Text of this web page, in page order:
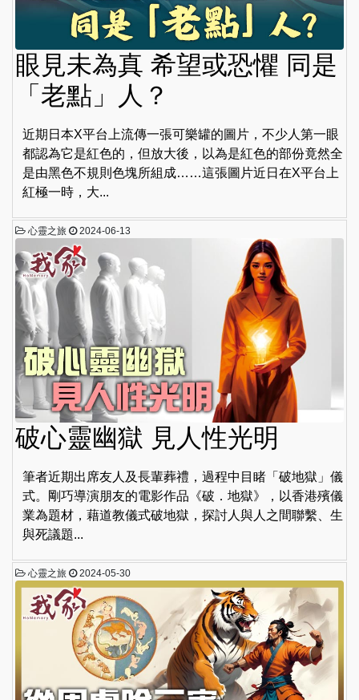
眼見未為真 希望或恐懼 同是
「老點」人？
近期日本X平台上流傳一張可樂罐的圖片，不少人第一眼
都認為它是紅色的，但放大後，以為是紅色的部份竟然全
是由黑色不規則色塊所組成……這張圖片近日在X平台上
紅極一時，大...
心靈之旅 2024-06-13
破心靈幽獄 見人性光明
筆者近期出席友人及長輩葬禮，過程中目睹「破地獄」儀
式。剛巧導演朋友的電影作品《破．地獄》，以香港殯儀
業為題材，藉道教儀式破地獄，探討人與人之間聯繫、生
與死議題...
心靈之旅 2024-05-30